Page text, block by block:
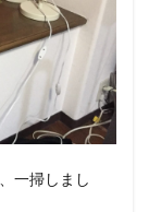
一掃しまし